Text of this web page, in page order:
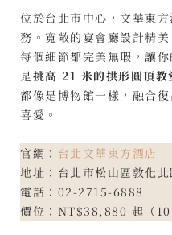
位於台北市中心，文華東
務。寬敞的宴會廳設計精
每個細節都完美無瑕，讓
是挑高 21 米的拱形圓頂教
都像是博物館一樣，融合
喜愛。
官網： 台北文華東方酒店
地址：台北市松山區敦化
電話：02-2715-6888
價位：NT$38,880 起（10